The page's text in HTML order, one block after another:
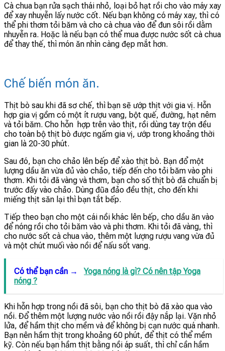
Cà chua bạn rửa sạch thái nhỏ, loại bỏ hạt rồi cho vào máy xay
để xay nhuyễn lấy nước cốt. Nếu bạn không có máy xay, thì có
thể phi thơm tỏi băm và cho cà chua vào để đun sôi rồi dằm
nhuyễn ra. Hoặc là nếu bạn có thể mua được nước sốt cà chua
để thay thế, thì món ăn nhìn càng đẹp mắt hơn.
Chế biến món ăn.
Thịt bò sau khi đã sơ chế, thì bạn sẽ ướp thịt với gia vị. Hỗn
hợp gia vị gồm có một ít rượu vang, bột quế, đường, hạt nêm
và tỏi băm. Cho hỗn hợp trên vào thịt, rồi dùng tay trộn đều
cho toàn bộ thịt bò được ngấm gia vị, ướp trong khoảng thời
gian là 20-30 phút.
Sau đó, bạn cho chảo lên bếp để xào thịt bò. Bạn đổ một
lượng dầu ăn vừa đủ vào chảo, tiếp đến cho tỏi băm vào phi
thơm. Khi tỏi đã vàng và thơm, bạn cho số thịt bò đã chuẩn bị
trước đấy vào chảo. Dùng đũa đảo đều thịt, cho đến khi
miếng thịt săn lại thì bạn tắt bếp.
Tiếp theo bạn cho một cái nồi khác lên bếp, cho dầu ăn vào
để nóng rồi cho tỏi băm vào và phi thơm. Khi tỏi đã vàng, thì
cho nước sốt cà chua vào, thêm một lượng rượu vang vừa đủ
và một chút muối vào nồi để nấu sốt vang.
Có thể bạn cần →
Yoga nóng là gì? Có nên tập Yoga
nóng ?
Khi hỗn hợp trong nồi đã sôi, bạn cho thịt bò đã xào qua vào
nồi. Đổ thêm một lượng nước vào nồi rồi đậy nắp lại. Vặn nhỏ
lửa, để hầm thịt cho mềm và để không bị cạn nước quá nhanh.
Bạn nên hầm thịt trong khoảng 60 phút, để thịt có thể mềm
kỹ. Còn nếu bạn hầm thịt bằng nồi áp suất, thì chỉ cần hầm